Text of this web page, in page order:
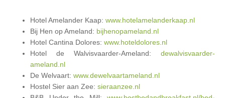
Hotel Amelander Kaap: www.hotelamelanderkaap.nl
Bij Hen op Ameland: bijhenopameland.nl
Hotel Cantina Dolores: www.hoteldolores.nl
Hotel de Walvisvaarder-Ameland: dewalvisvaarder-
ameland.nl
De Welvaart: www.dewelvaartameland.nl
Hostel Sier aan Zee: sieraanzee.nl